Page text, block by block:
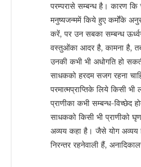
परम्परासे सम्बन्ध है। कारण
मनुष्यजन्ममें किये हुए कर्मोंके
करें, पर उन सबका सम्बन्ध
वस्तुओंका आदर है, कामना है,
उनकी कभी भी अधोगति हो
साधकको हरदम सजग रहना
परमात्मप्राप्तिके लिये किसी
प्राणीका कभी सम्बन्ध-विच्छेद
साधकको किसी भी प्राणीको
अव्यय कहा है। जैसे योग अव्यय
निरन्तर रहनेवाली हैं,